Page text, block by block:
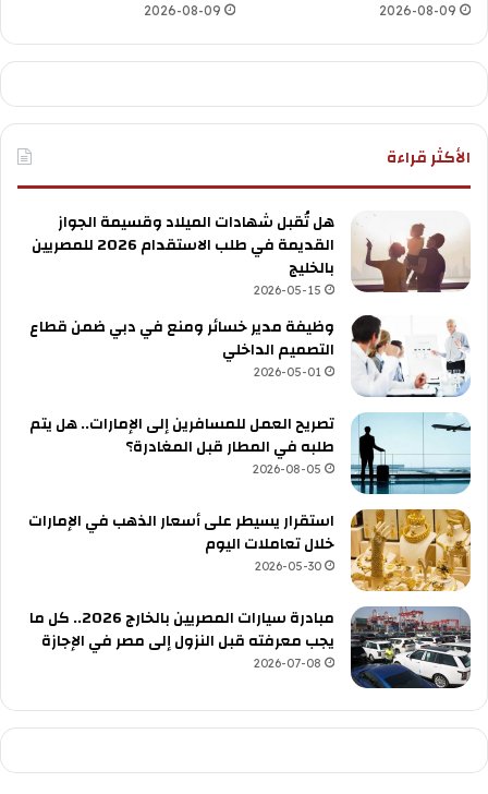
2026-08-09
2026-08-09
الأكثر قراءة
هل تُقبل شهادات الميلاد وقسيمة الجواز
القديمة في طلب الاستقدام 2026 للمصريين
بالخليج
2026-05-15
وظيفة مدير خسائر ومنع في دبي ضمن قطاع
التصميم الداخلي
2026-05-01
تصريح العمل للمسافرين إلى الإمارات.. هل يتم
طلبه في المطار قبل المغادرة؟
2026-08-05
استقرار يسيطر على أسعار الذهب في الإمارات
خلال تعاملات اليوم
2026-05-30
مبادرة سيارات المصريين بالخارج 2026.. كل ما
يجب معرفته قبل النزول إلى مصر في الإجازة
2026-07-08